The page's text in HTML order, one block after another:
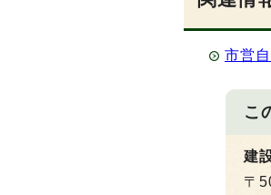
市営
こ
建
〒